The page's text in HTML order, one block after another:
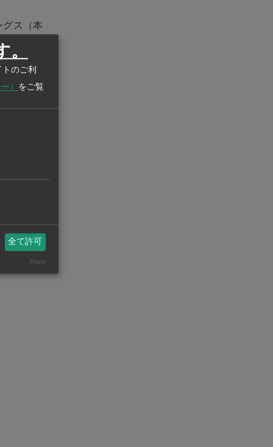
グス（本
から株式
場に設備
立され
ビジネスASEAN
のご利
） をご覧
全て許可
Klaro